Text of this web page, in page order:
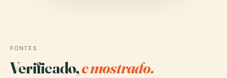
FONTES
Verificado,e mostrado.